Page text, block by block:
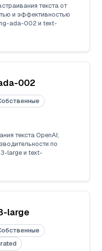
текста от
и эффективностью
ada-002 и text-
002
текста OpenAI;
по
large и text-
large